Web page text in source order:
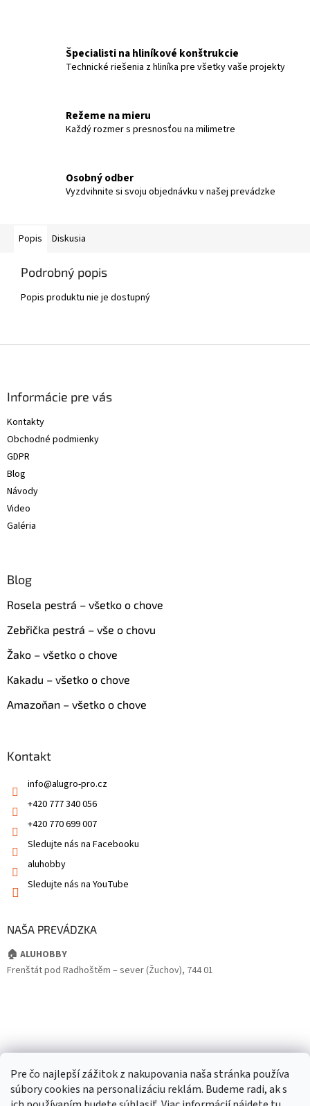
Pre čo najlepší zážitok z nakupovania naša stránka používa
súbory cookies na personalizáciu reklám. Budeme radi, ak s
Špecialisti na hliníkové konštrukcie
Technické riešenia z hliníka pre všetky vaše projekty
Režeme na mieru
Každý rozmer s presnosťou na milimetre
Osobný odber
Vyzdvihnite si svoju objednávku v našej prevádzke
Popis Diskusia
Podrobný popis
Popis produktu nie je dostupný
Informácie pre vás
Kontakty
Obchodné podmienky
GDPR
Blog
Návody
Video
Galéria
Blog
Rosela pestrá – všetko o chove
Zebřička pestrá – vše o chovu
Žako – všetko o chove
Kakadu – všetko o chove
Amazoňan – všetko o chove
Kontakt
info@alugro-pro.cz
+420 777 340 056
+420 770 699 007
Sledujte nás na Facebooku
aluhobby
Sledujte nás na YouTube
NAŠA PREVÁDZKA
🏠 ALUHOBBY
Frenštát pod Radhoštěm – sever (Žuchov), 744 01